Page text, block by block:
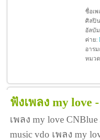
ชื่อเพ
ศิลปิ
อัลบั
ค่าย:
อาร
หมว
ฟังเพลง my love
เพลง my love
music vdo เพลง my